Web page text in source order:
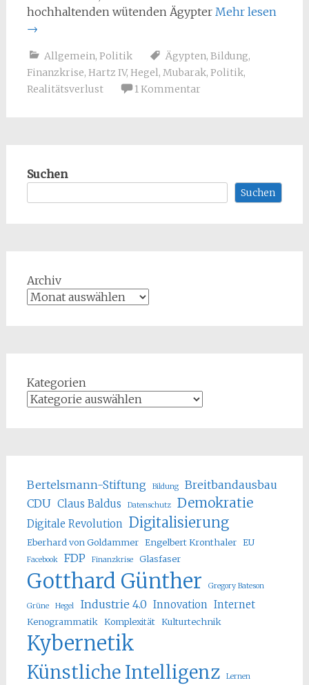
hochhaltenden wütenden Ägypter Mehr lesen
→
Allgemein, Politik Ägypten, Bildung,
Finanzkrise, Hartz IV, Hegel, Mubarak, Politik,
Realitätsverlust
1 Kommentar
Suchen
Suchen
Archiv
Kategorien
Bertelsmann-Stiftung Bildung
Breitbandausbau
CDU Claus Baldus Datenschutz Demokratie
Digitale Revolution Digitalisierung
Eberhard von Goldammer Engelbert Kronthaler EU
Facebook FDP Finanzkrise Glasfaser
Gotthard Günther Gregory Bateson
Grüne Hegel Industrie 4.0 Innovation Internet
Kenogrammatik Komplexität Kulturtechnik
Kybernetik
Künstliche Intelligenz Lernen